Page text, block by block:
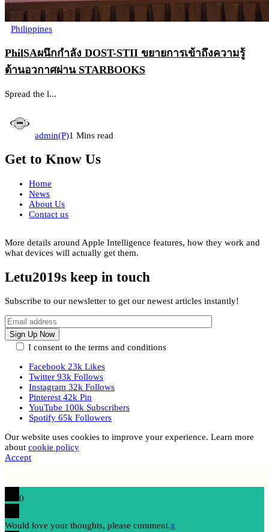
Philippines
PhilSAผนึกกำลัง DOST-STII ขยายการเข้าถึงความรู้
ด้านอวกาศผ่าน STARBOOKS
Spread the l...
admin(P)1 Mins read
Get to Know Us
Home
News
About Us
Contact us
More details around Apple Intelligence features, how they work and
what devices will actually get them.
Letu2019s keep in touch
Subscribe to our newsletter to get our newest articles instantly!
I consent to the terms and conditions
Facebook 23k Likes
Twitter 93k Follows
Instagram 32k Follows
Pinterest 42k Pin
YouTube 100k Subscribers
Spotify 65k Followers
Our website uses cookies to improve your experience. Learn more
about cookie policy
Accept
0
Would love your thoughts, please comment.x